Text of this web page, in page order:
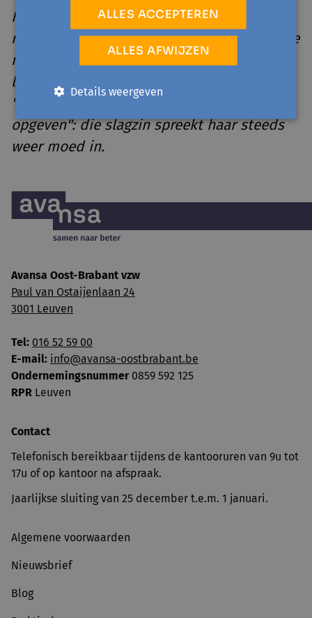
Het panelgesprek 'Pionierstudenten met
migratieachtergrond' lijkt Sakina een mooie
manier om al die ervaringen te delen en te
leren van de ervaringen van anderen.
" Student zijn is 30% studeren en 70% niet
opgeven": die slagzin spreekt haar steeds
weer moed in.
Avansa Oost-Brabant vzw
Paul van Ostaijenlaan 24
3001 Leuven
Tel: 016 52 59 00
E-mail: info@avansa-oostbrabant.be
Ondernemingsnummer0859 592 125
RPR Leuven
Contact
Telefonisch bereikbaar tijdens de kantooruren van 9u tot
17u of op kantoor na afspraak.
Jaarlijkse sluiting van 25 december t.e.m. 1 januari.
Algemene voorwaarden
Nieuwsbrief
Blog
ALLES ACCEPTEREN
ALLES AFWIJZEN
Details weergeven